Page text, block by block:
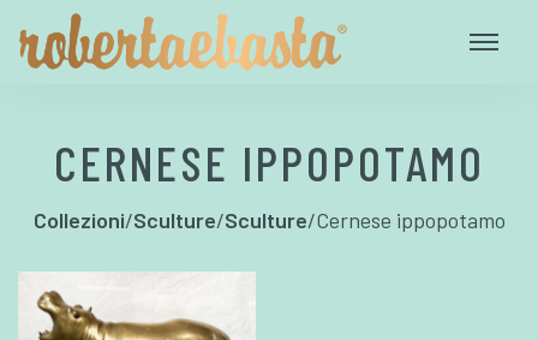
CERNESE IPPOPOTAMO
Collezioni/Sculture/Sculture/Cernese ippopotamo